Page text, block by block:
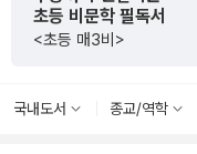
초등 비문학 필독서
<초등 매3비>
국내도서 종교/역학